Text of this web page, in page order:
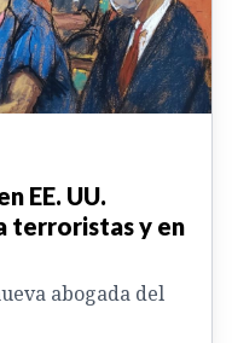
EE. UU.
terroristas y en
abogada del